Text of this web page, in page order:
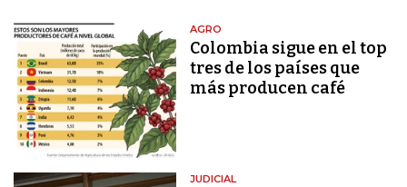
AGRO
Colombia sigue en el top
tres de los países que
más producen café
JUDICIAL